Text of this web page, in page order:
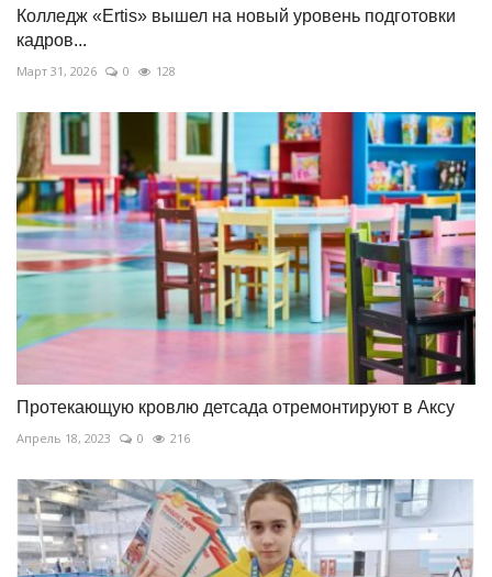
Колледж «Ertis» вышел на новый уровень подготовки
кадров...
Март 31, 2026 0 128
Протекающую кровлю детсада отремонтируют в Аксу
Апрель 18, 2023 0 216